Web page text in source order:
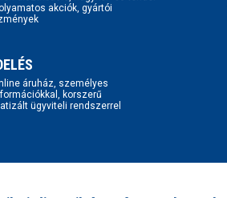
akciók, gyártói
áruház, személyes
korszerű
ügyviteli rendszerrel